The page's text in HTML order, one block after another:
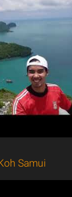
Samui